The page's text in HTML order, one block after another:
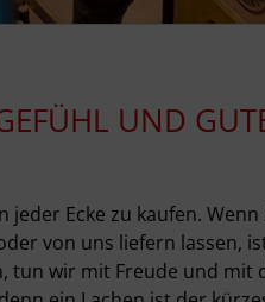
UND
jeder Ecke zu kaufen.
von uns liefern lassen,
tun wir mit Freude und mit